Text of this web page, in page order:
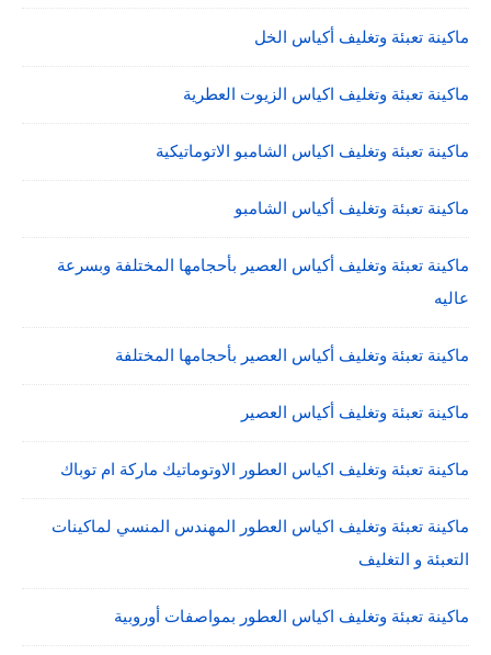
ماكينة تعبئة وتغليف أكياس الخل
ماكينة تعبئة وتغليف اكياس الزيوت العطرية
ماكينة تعبئة وتغليف اكياس الشامبو الاتوماتيكية
ماكينة تعبئة وتغليف أكياس الشامبو
ماكينة تعبئة وتغليف أكياس العصير بأحجامها المختلفة وبسرعة
عاليه
ماكينة تعبئة وتغليف أكياس العصير بأحجامها المختلفة
ماكينة تعبئة وتغليف أكياس العصير
ماكينة تعبئة وتغليف اكياس العطور الاوتوماتيك ماركة ام توباك
ماكينة تعبئة وتغليف اكياس العطور المهندس المنسي لماكينات
التعبئة و التغليف
ماكينة تعبئة وتغليف اكياس العطور بمواصفات أوروبية